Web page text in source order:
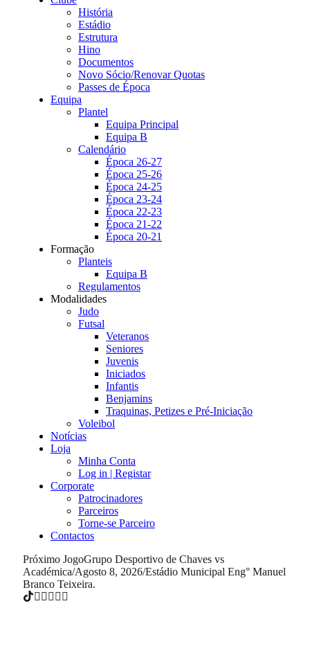
História
Estádio
Estrutura
Hino
Documentos
Novo Sócio/Renovar Quotas
Passes de Época
Equipa
Plantel
Equipa Principal
Equipa B
Calendário
Época 26-27
Época 25-26
Época 24-25
Época 23-24
Época 22-23
Época 21-22
Época 20-21
Formação
Planteis
Equipa B
Regulamentos
Modalidades
Judo
Futsal
Veteranos
Seniores
Juvenis
Iniciados
Infantis
Benjamins
Traquinas, Petizes e Pré-Iniciação
Voleibol
Notícias
Loja
Minha Conta
Log in | Registar
Corporate
Patrocinadores
Parceiros
Torne-se Parceiro
Contactos
Próximo JogoGrupo Desportivo de Chaves vs
Académica/Agosto 8, 2026/Estádio Municipal Eng° Manuel
Branco Teixeira.